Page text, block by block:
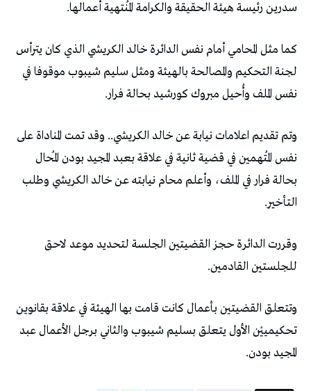
سدرين رئيسة هيئة الحقيقة والكرامة المُنتهية أعمالها.
كما مثل المحامي أمام نفس الدائرة خالد الكريشي الذي كان يترأس
لجنة التحكيم والمصالحة بالهيئة ومثل سليم شيبوب موقوفا في
نفس الملف وأُحيل مبروك كورشيد بحالة فرار.
وتم تقديم اعلامات نيابة عن خالد الكريشي.. وقد تمت المناداة على
نفس المُتهمين في قضية ثانية في علاقة بعبد المجيد بودن المُحال
بحالة فرار في الملف، وأعلم محام نيابته عن خالد الكريشي وطلب
التأخير.
وقررت الدائرة حجز القضيتين الجلسة لتحديد موعد لاحق
للجلستين القادمين.
وتتعلق القضيتين بأعمال كانت قامت بها الهيئة في علاقة بقانوين
تحكيمييْن الأول يتعلق بسليم شيبوب والثاني برجل الأعمال عبد
المجيد بودن.